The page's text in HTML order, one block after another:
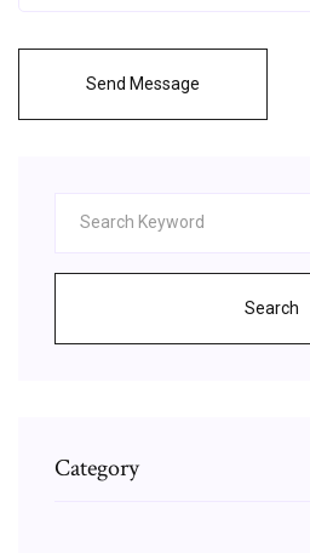
Send Message
Search
Category